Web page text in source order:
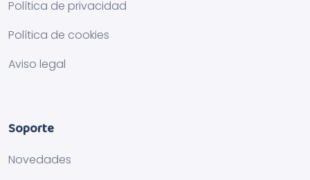
Política de privacidad
Política de cookies
Aviso legal
Soporte
Novedades